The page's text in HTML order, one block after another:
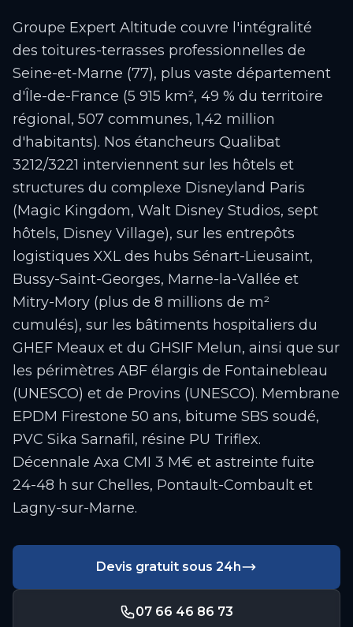
Groupe Expert Altitude couvre l'intégralité
des toitures-terrasses professionnelles de
Seine-et-Marne (77), plus vaste département
d'Île-de-France (5 915 km², 49 % du territoire
régional, 507 communes, 1,42 million
d'habitants). Nos étancheurs Qualibat
3212/3221 interviennent sur les hôtels et
structures du complexe Disneyland Paris
(Magic Kingdom, Walt Disney Studios, sept
hôtels, Disney Village), sur les entrepôts
logistiques XXL des hubs Sénart-Lieusaint,
Bussy-Saint-Georges, Marne-la-Vallée et
Mitry-Mory (plus de 8 millions de m²
cumulés), sur les bâtiments hospitaliers du
GHEF Meaux et du GHSIF Melun, ainsi que sur
les périmètres ABF élargis de Fontainebleau
(UNESCO) et de Provins (UNESCO). Membrane
EPDM Firestone 50 ans, bitume SBS soudé,
PVC Sika Sarnafil, résine PU Triflex.
Décennale Axa CMI 3 M€ et astreinte fuite
24-48 h sur Chelles, Pontault-Combault et
Lagny-sur-Marne.
Devis gratuit sous 24h
07 66 46 86 73